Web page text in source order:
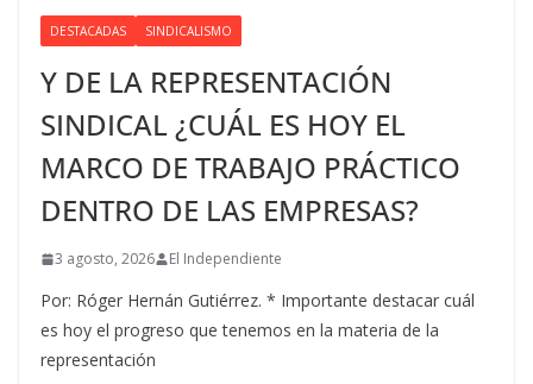
DESTACADAS SINDICALISMO
Y DE LA REPRESENTACIÓN
SINDICAL ¿CUÁL ES HOY EL
MARCO DE TRABAJO PRÁCTICO
DENTRO DE LAS EMPRESAS?
3 agosto, 2026 El Independiente
Por: Róger Hernán Gutiérrez. * Importante destacar cuál
es hoy el progreso que tenemos en la materia de la
representación